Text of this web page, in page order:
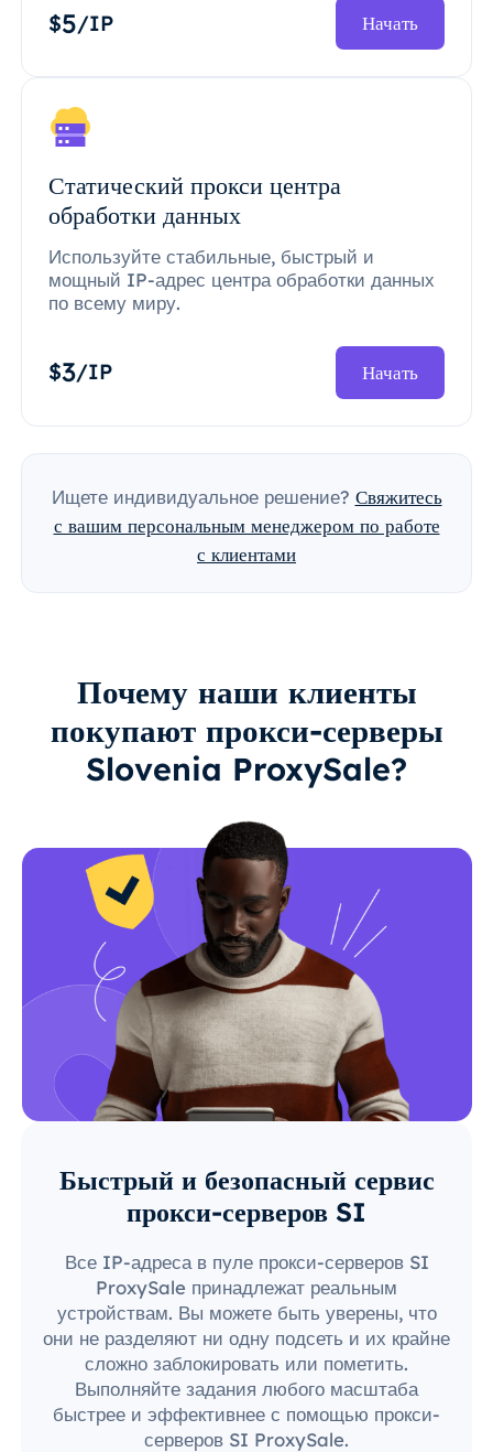
$5/IP Начать
Статический прокси центра
обработки данных
Используйте стабильные, быстрый и
мощный IP-адрес центра обработки данных
по всему миру.
$3/IP Начать
Ищете индивидуальное решение? Свяжитесь
с вашим персональным менеджером по работе
с клиентами
Почему наши клиенты
покупают прокси-серверы
Slovenia ProxySale?
Быстрый и безопасный сервис
прокси-серверов SI
Все IP-адреса в пуле прокси-серверов SI
ProxySale принадлежат реальным
устройствам. Вы можете быть уверены, что
они не разделяют ни одну подсеть и их крайне
сложно заблокировать или пометить.
Выполняйте задания любого масштаба
быстрее и эффективнее с помощью прокси-
серверов SI ProxySale.